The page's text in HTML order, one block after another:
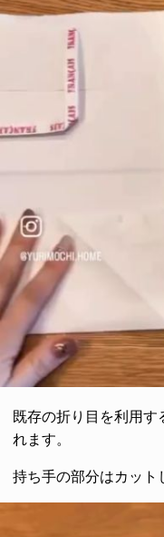
既存の折り目を利用
れます。
持ち手の部分はカット